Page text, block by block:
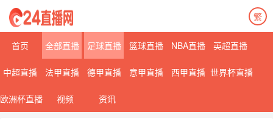
繁
首页 全部直播 足球直播 篮球直播 NBA直播 英超直播
中超直播 法甲直播 德甲直播 意甲直播 西甲直播 世界杯直播
欧洲杯直播 视频 资讯